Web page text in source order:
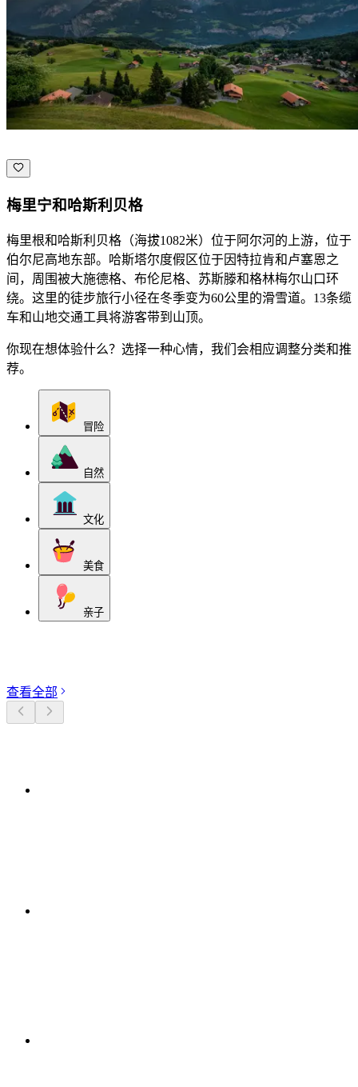
梅里宁和哈斯利贝格
梅里根和哈斯利贝格（海拔1082米）位于阿尔河的上游，位于
伯尔尼高地东部。哈斯塔尔度假区位于因特拉肯和卢塞恩之
间，周围被大施德格、布伦尼格、苏斯滕和格林梅尔山口环
绕。这里的徒步旅行小径在冬季变为60公里的滑雪道。13条缆
车和山地交通工具将游客带到山顶。
你现在想体验什么？选择一种心情，我们会相应调整分类和推
荐。
冒险
自然
文化
美食
亲子
查看全部